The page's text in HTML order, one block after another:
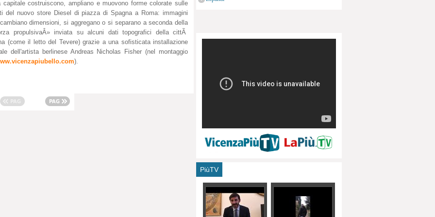
capitale costruiscono, ampliano e muovono forme colorate sulle
del nuovo store Diesel di piazza di Spagna a Roma: immagini
dimensioni, si aggregano o si separano a seconda della
propulsivaÂ» inviata su alcuni dati topografici della cittÃ
(come il letto del Tevere) grazie a una sofisticata installazione
dell'artista berlinese Andreas Nicholas Fisher (nel montaggio
).
PiùTV